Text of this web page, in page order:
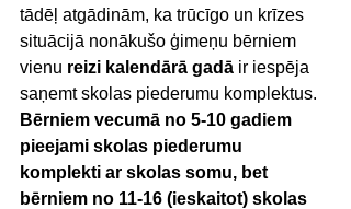
tādēļ atgādinām, ka trūcīgo un krīzes
situācijā nonākušo ģimeņu bērniem
vienu reizi kalendārā gadā ir iespēja
saņemt skolas piederumu komplektus.
Bērniem vecumā no 5-10 gadiem
pieejami skolas piederumu
komplekti ar skolas somu, bet
bērniem no 11-16 (ieskaitot) skolas